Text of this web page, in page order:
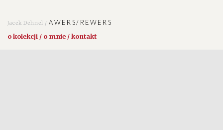
Jacek Dehnel /AWERS/REWERS
o kolekcji / o mnie / kontakt